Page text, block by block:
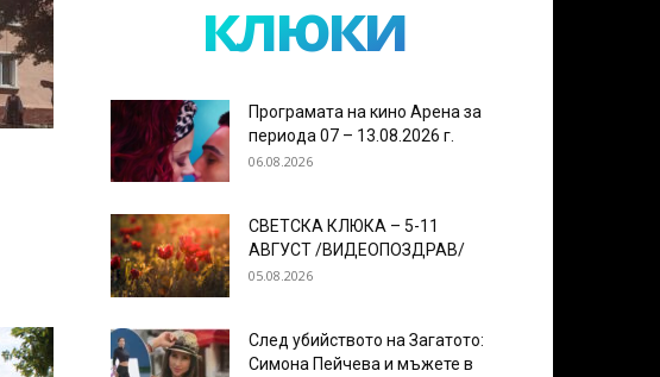
клюки
Програмата на кино Арена за
периода 07 – 13.08.2026 г.
06.08.2026
СВЕТСКА КЛЮКА – 5-11
АВГУСТ /ВИДЕОПОЗДРАВ/
05.08.2026
След убийството на Загатото:
Симона Пейчева и мъжете в